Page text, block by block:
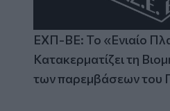
ΕΧΠ-ΒΕ: Το «Ενιαίο
Κατακερματίζει τη
των παρεμβάσεων του